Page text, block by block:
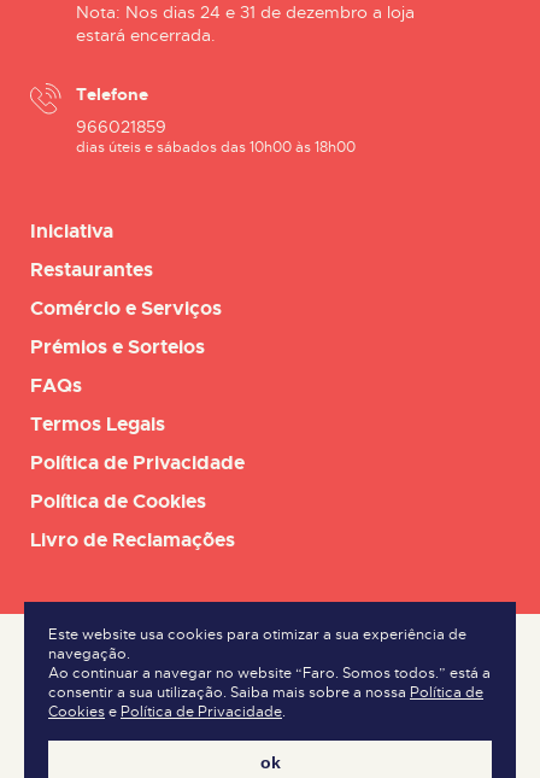
Este website usa cookies para otimizar a sua experiência de
navegação.
Ao continuar a navegar no website “Faro. Somos todos.” está a
consentir a sua utilização. Saiba mais sobre a nossa Política de
Cookies e Política de Privacidade.
ok
Nota: Nos dias 24 e 31 de dezembro a loja
estará encerrada.
Telefone
966021859
dias úteis e sábados das 10h00 às 18h00
Iniciativa
Restaurantes
Comércio e Serviços
Prémios e Sorteios
FAQs
Termos Legais
Política de Privacidade
Política de Cookies
Livro de Reclamações